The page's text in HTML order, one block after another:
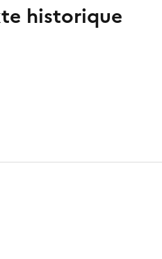
historique